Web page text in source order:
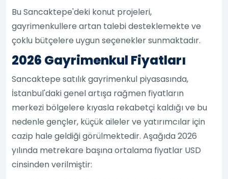
Bu Sancaktepe'deki konut projeleri,
gayrimenkullere artan talebi desteklemekte ve
çoklu bütçelere uygun seçenekler sunmaktadır.
2026 Gayrimenkul Fiyatları
Sancaktepe satılık gayrimenkul piyasasında,
İstanbul'daki genel artışa rağmen fiyatların
merkezi bölgelere kıyasla rekabetçi kaldığı ve bu
nedenle gençler, küçük aileler ve yatırımcılar için
cazip hale geldiği görülmektedir. Aşağıda 2026
yılında metrekare başına ortalama fiyatlar USD
cinsinden verilmiştir: